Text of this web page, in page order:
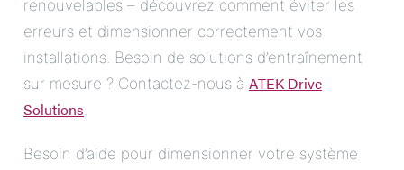
renouvelables – découvrez comment éviter les
erreurs et dimensionner correctement vos
installations. Besoin de solutions d’entraînement
sur mesure ? Contactez-nous à ATEK Drive
Solutions.
Besoin d’aide pour dimensionner votre système